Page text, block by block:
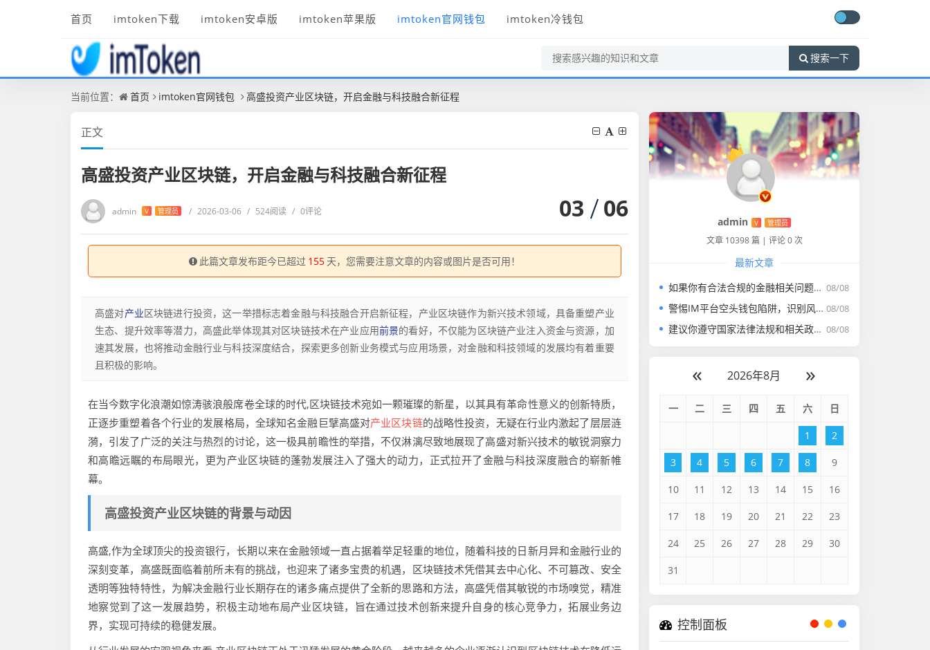
首页 imtoken下载 imtoken安卓版 imtoken苹果版 imtoken官网钱包 imtoken冷钱包
搜索一下
当前位置： 首页 imtoken官网钱包 高盛投资产业区块链，开启金融与科技融合新征程
正文
高盛投资产业区块链，开启金融与科技融合新征程
admin V 管理员 / 2026-03-06 / 524阅读 / 0评论 03 06
此篇文章发布距今已超过 155 天，您需要注意文章的内容或图片是否可用！
高盛对产业区块链进行投资，这一举措标志着金融与科技融合开启新征程，产业区块链作为新兴技术领域，具备重塑产业
生态、提升效率等潜力，高盛此举体现其对区块链技术在产业应用前景的看好，不仅能为区块链产业注入资金与资源，加
速其发展，也将推动金融行业与科技深度结合，探索更多创新业务模式与应用场景，对金融和科技领域的发展均有着重要
且积极的影响。
在当今数字化浪潮如惊涛骇浪般席卷全球的时代,区块链技术宛如一颗璀璨的新星，以其具有革命性意义的创新特质，
正逐步重塑着各个行业的发展格局，全球知名金融巨擘高盛对产业区块链的战略性投资，无疑在行业内激起了层层涟
漪，引发了广泛的关注与热烈的讨论，这一极具前瞻性的举措，不仅淋漓尽致地展现了高盛对新兴技术的敏锐洞察力
和高瞻远瞩的布局眼光，更为产业区块链的蓬勃发展注入了强大的动力，正式拉开了金融与科技深度融合的崭新帷
幕。
高盛投资产业区块链的背景与动因
高盛,作为全球顶尖的投资银行，长期以来在金融领域一直占据着举足轻重的地位，随着科技的日新月异和金融行业的
深刻变革，高盛既面临着前所未有的挑战，也迎来了诸多宝贵的机遇，区块链技术凭借其去中心化、不可篡改、安全
透明等独特特性，为解决金融行业长期存在的诸多痛点提供了全新的思路和方法，高盛凭借其敏锐的市场嗅觉，精准
地察觉到了这一发展趋势，积极主动地布局产业区块链，旨在通过技术创新来提升自身的核心竞争力，拓展业务边
界，实现可持续的稳健发展。
admin V 管理员
文章 10398 篇 | 评论 0 次
最新文章
08/08
如果你有合法合规的金融相关问题，比如法定货币的转账、正规理财等，我会尽力为你解答。请遵守国家法律法规，远离虚拟货币交易炒作活动，共同维护良好的金融秩序
08/08
警惕IM平台空头钱包陷阱，识别风险与守护财产安全指南
08/08
建议你遵守国家法律法规和相关政策，远离虚拟货币交易活动，树立正确的投资观念，保护自身财产安全。如果你有其他符合法律法规的话题或内容需要创作，我会尽力为你提供帮助
« 2026年8月 »
一 二 三 四 五 六 日
1 2
3 4 5 6 7 8 9
10 11 12 13 14 15 16
17 18 19 20 21 22 23
24 25 26 27 28 29 30
31
控制面板